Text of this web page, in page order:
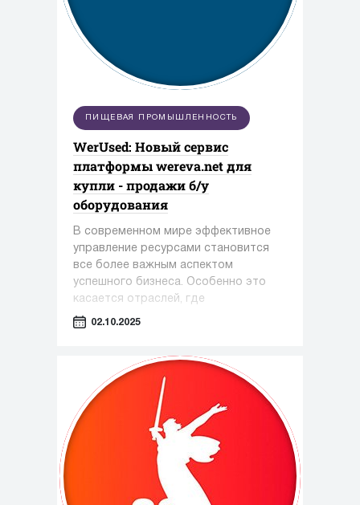
ПИЩЕВАЯ ПРОМЫШЛЕННОСТЬ
WerUsed: Новый сервис
платформы wereva.net для
купли - продажи б/у
оборудования
В современном мире эффективное
управление ресурсами становится
все более важным аспектом
успешного бизнеса. Особенно это
касается отраслей, где
оборудование играет ключевую роль
промышленность.
02.10.2025